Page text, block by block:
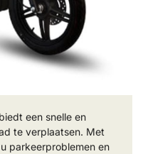
een snelle en
te verplaatsen. Met
parkeerproblemen en